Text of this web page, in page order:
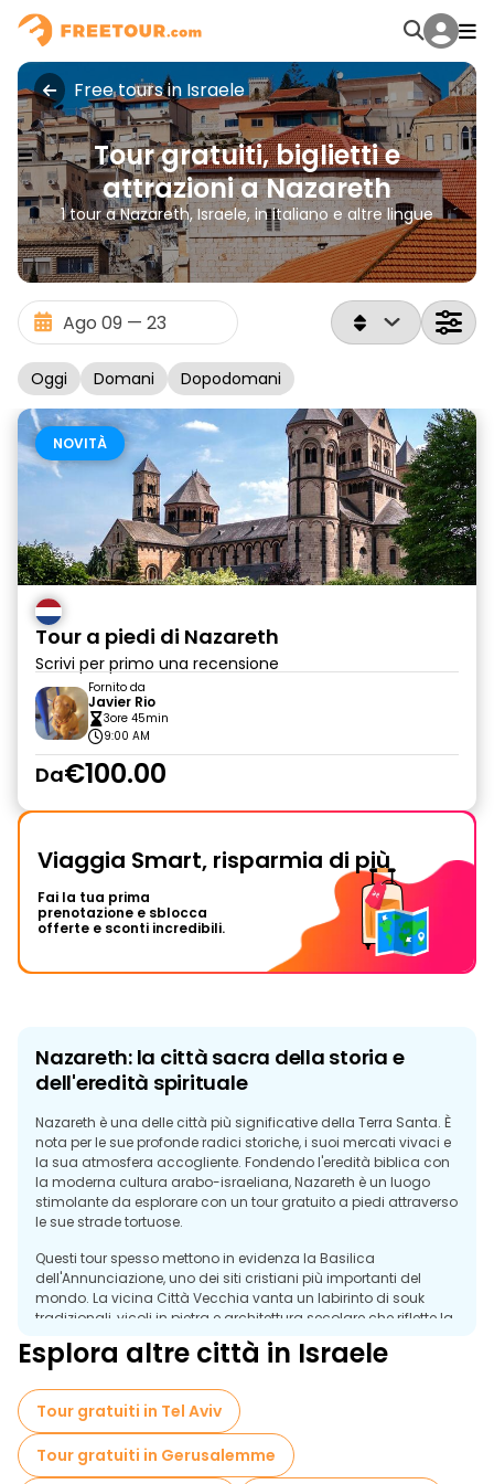
Free tours in Israele
Tour gratuiti, biglietti e
attrazioni a Nazareth
1 tour a Nazareth, Israele, in italiano e altre lingue
Oggi Domani Dopodomani
NOVITÀ
Tour a piedi di Nazareth
Scrivi per primo una recensione
Fornito da
Javier Rio
3ore 45min
9:00 AM
Da€100.00
Viaggia Smart, risparmia di più
Fai la tua prima
prenotazione e sblocca
offerte e sconti incredibili.
Nazareth: la città sacra della storia e
dell'eredità spirituale
Nazareth è una delle città più significative della Terra Santa. È
nota per le sue profonde radici storiche, i suoi mercati vivaci e
la sua atmosfera accogliente. Fondendo l'eredità biblica con
la moderna cultura arabo-israeliana, Nazareth è un luogo
stimolante da esplorare con un tour gratuito a piedi attraverso
le sue strade tortuose.
Questi tour spesso mettono in evidenza la Basilica
dell'Annunciazione, uno dei siti cristiani più importanti del
mondo. La vicina Città Vecchia vanta un labirinto di souk
tradizionali, vicoli in pietra e architettura secolare che riflette la
diversa storia culturale della città. I visitatori possono scoprire
monumenti come la Chiesa di San Giuseppe, il Pozzo di Maria
Nazareth offre anche vivaci caffè, panetterie locali e ristoranti
a conduzione familiare dove i viaggiatori possono
assaggiare l'autentica cucina mediorientale. Le colline e i
punti panoramici della città offrono splendidi panorami sulla
Esplora altre città in Israele
Tour gratuiti in Tel Aviv
Tour gratuiti in Gerusalemme